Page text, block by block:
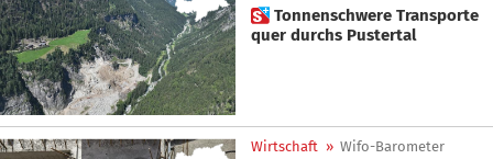
 Tonnenschwere Transporte
quer durchs Pustertal
Wirtschaft » Wifo-Barometer